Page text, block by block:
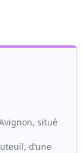
situé
d’une